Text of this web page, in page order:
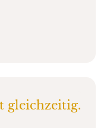
gleichzeitig.